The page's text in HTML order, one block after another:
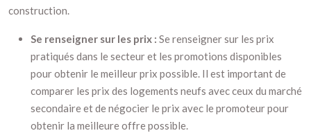
construction.
Se renseigner sur les prix : Se renseigner sur les prix
pratiqués dans le secteur et les promotions disponibles
pour obtenir le meilleur prix possible. Il est important de
comparer les prix des logements neufs avec ceux du marché
secondaire et de négocier le prix avec le promoteur pour
obtenir la meilleure offre possible.